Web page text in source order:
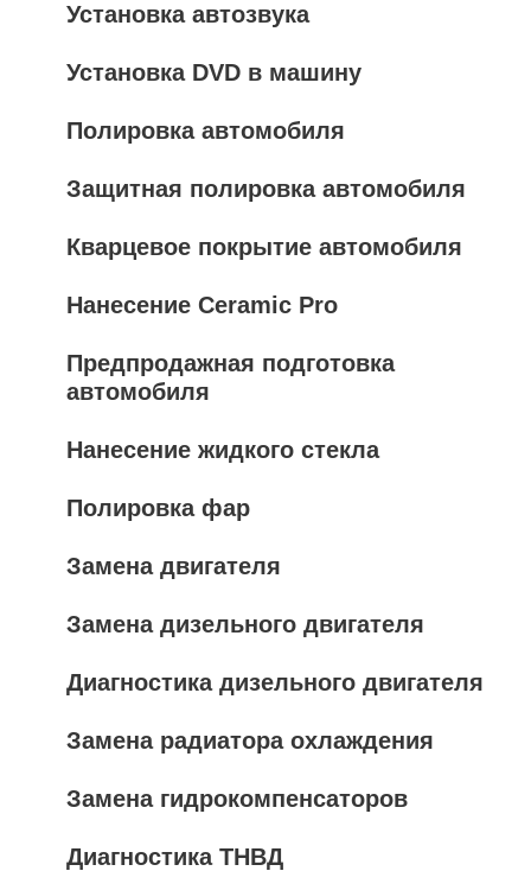
Установка автозвука
Установка DVD в машину
Полировка автомобиля
Защитная полировка автомобиля
Кварцевое покрытие автомобиля
Нанесение Ceramic Pro
Предпродажная подготовка
автомобиля
Нанесение жидкого стекла
Полировка фар
Замена двигателя
Замена дизельного двигателя
Диагностика дизельного двигателя
Замена радиатора охлаждения
Замена гидрокомпенсаторов
Диагностика ТНВД